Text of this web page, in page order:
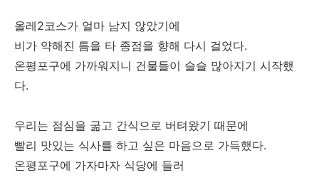
올레2코스가 얼마 남지 않았기에
비가 약해진 틈을 타 종점을 향해 다시 걸었다.
온평포구에 가까워지니 건물들이 슬슬 많아지기 시작했
다.
우리는 점심을 굶고 간식으로 버텨왔기 때문에
빨리 맛있는 식사를 하고 싶은 마음으로 가득했다.
온평포구에 가자마자 식당에 들러